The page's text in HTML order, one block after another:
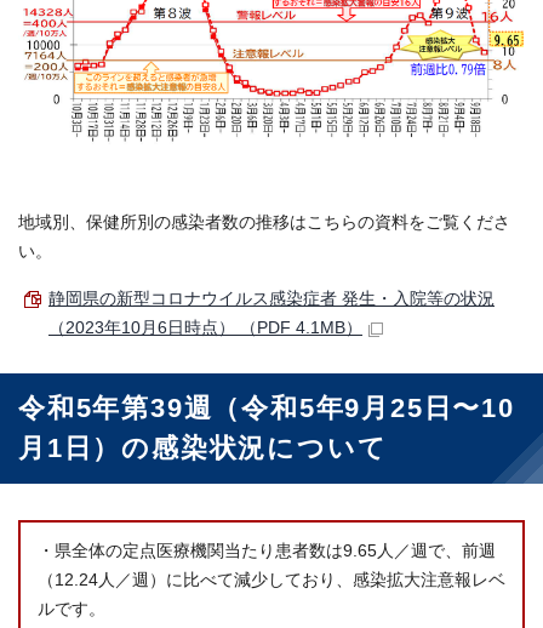
地域別、保健所別の感染者数の推移はこちらの資料をご覧くださ
い。
静岡県の新型コロナウイルス感染症者 発生・入院等の状況
（2023年10月6日時点） （PDF 4.1MB）
令和5年第39週（令和5年9月25日〜10
月1日）の感染状況について
・県全体の定点医療機関当たり患者数は9.65人／週で、前週
（12.24人／週）に比べて減少しており、感染拡大注意報レベ
ルです。